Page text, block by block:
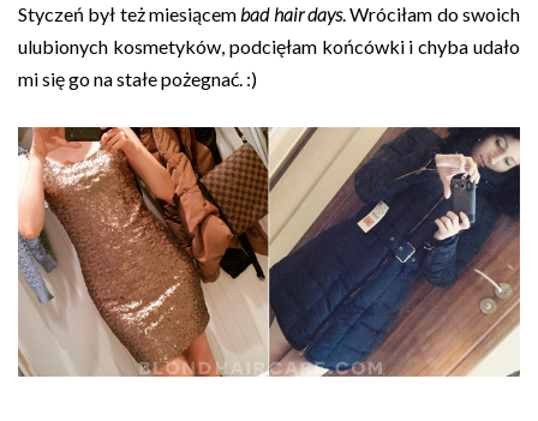
Styczeń był też miesiącem bad hair days. Wróciłam do swoich
ulubionych kosmetyków, podcięłam końcówki i chyba udało
mi się go na stałe pożegnać. :)